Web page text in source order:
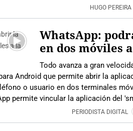
HUGO
WhatsApp:
en dos móviles
Todo avanza a gran
Android que permite abrir la
o usuario en dos terminales
permite vincular la aplicación del
PERIODISTA DIGITAL